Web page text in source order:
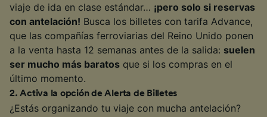
viaje de ida en clase estándar… ¡pero solo si reservas
con antelación! Busca los billetes con tarifa Advance,
que las compañías ferroviarias del Reino Unido ponen
a la venta hasta 12 semanas antes de la salida: suelen
ser mucho más baratos que si los compras en el
último momento.
2.Activa la opción de Alerta de Billetes
¿Estás organizando tu viaje con mucha antelación?